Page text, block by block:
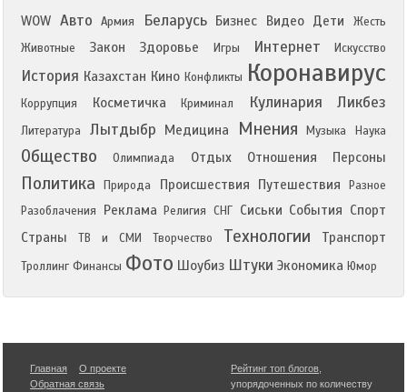
WOW Авто Армия Беларусь Бизнес Видео Дети
Жесть
Животные
Закон Здоровье Игры Интернет Искусство
История Казахстан Кино Конфликты Коронавирус
Коррупция Косметичка Криминал Кулинария Ликбез
Литература Лытдыбр Медицина Мнения Музыка Наука
Общество Олимпиада Отдых Отношения Персоны
Политика Природа Происшествия Путешествия
Разное
Разоблачения
Реклама Религия СНГ Сиськи События Спорт
Страны
ТВ и СМИ Творчество Технологии Транспорт
Троллинг Финансы Фото Шоубиз Штуки Экономика Юмор
Главная
О проекте
Обратная связь
Рейтинг топ блогов
упорядоченных по количеству